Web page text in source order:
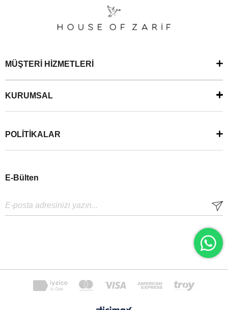
MÜŞTERİ HİZMETLERİ
KURUMSAL
POLİTİKALAR
E-Bülten